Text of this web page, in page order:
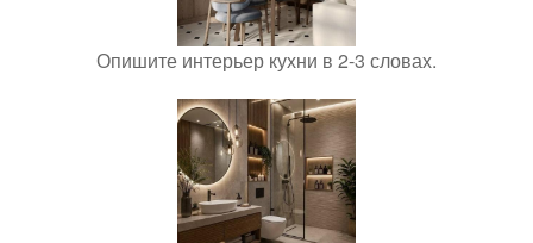
Опишите интерьер кухни в 2-3 словах.